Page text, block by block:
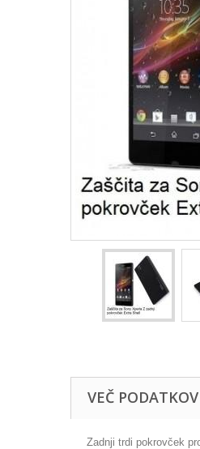
VEČ PODATKOV
Zadnji trdi pokrovček